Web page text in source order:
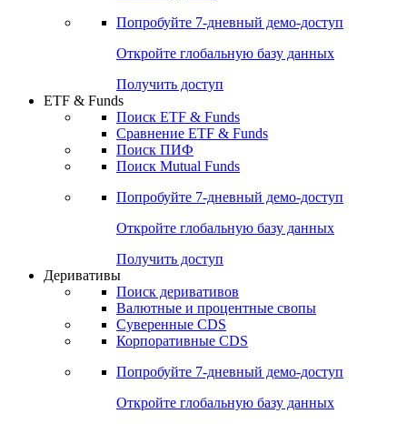
Попробуйте 7-дневный демо-доступ
Откройте глобальную базу данных
Получить доступ
ETF & Funds
Поиск ETF & Funds
Сравнение ETF & Funds
Поиск ПИФ
Поиск Mutual Funds
Попробуйте 7-дневный демо-доступ
Откройте глобальную базу данных
Получить доступ
Деривативы
Поиск деривативов
Валютные и процентные свопы
Суверенные CDS
Корпоративные CDS
Попробуйте 7-дневный демо-доступ
Откройте глобальную базу данных